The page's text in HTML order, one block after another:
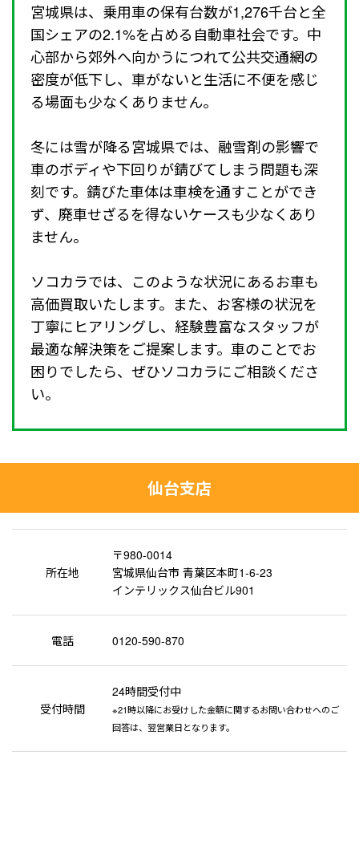
宮城県は、乗用車の保有台数が1,276千台と全
国シェアの2.1%を占める自動車社会です。中
心部から郊外へ向かうにつれて公共交通網の
密度が低下し、車がないと生活に不便を感じ
る場面も少なくありません。
冬には雪が降る宮城県では、融雪剤の影響で
車のボディや下回りが錆びてしまう問題も深
刻です。錆びた車体は車検を通すことができ
ず、廃車せざるを得ないケースも少なくあり
ません。
ソコカラでは、このような状況にあるお車も
高価買取いたします。また、お客様の状況を
丁寧にヒアリングし、経験豊富なスタッフが
最適な解決策をご提案します。車のことでお
困りでしたら、ぜひソコカラにご相談くださ
い。
仙台支店
所在地
〒980-0014
宮城県仙台市 青葉区本町1-6-23
インテリックス仙台ビル901
電話 0120-590-870
受付時間
24時間受付中
※21時以降にお受けした金額に関するお問い合わせへのご
回答は、翌営業日となります。